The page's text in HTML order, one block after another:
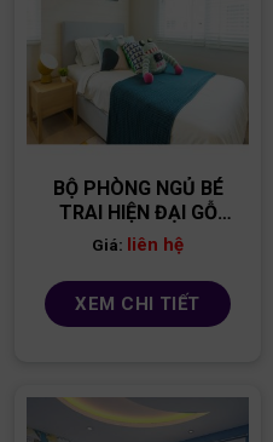
BỘ PHÒNG NGỦ BÉ
TRAI HIỆN ĐẠI GỖ
MDF PNBT09
Giá: liên hệ
XEM CHI TIẾT